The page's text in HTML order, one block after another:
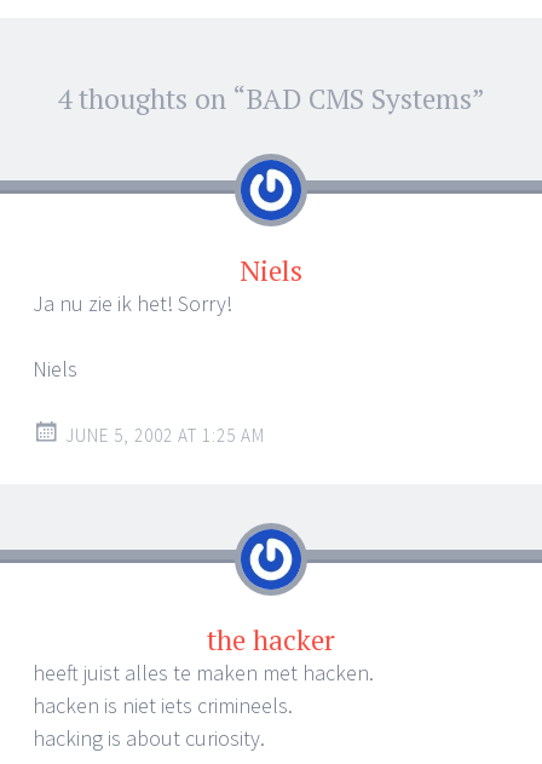
Post
navigation
4 thoughts on “BAD CMS Systems”
Niels
Ja nu zie ik het! Sorry!
Niels
JUNE 5, 2002 AT 1:25 AM
the hacker
heeft juist alles te maken met hacken.
hacken is niet iets crimineels.
hacking is about curiosity.